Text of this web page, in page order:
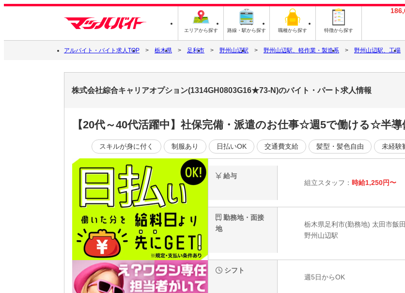
エリアから探す 路線・駅から探す 職種から探す 特徴から探す
アルバイト・バイト求人TOP 栃木県 足利市 野州山辺駅 野州山辺駅、軽作業・製造系 野州山辺駅、工場
株式会社綜合キャリアオプション(1314GH0803G16★73-N)のバイト・パート求人情報
【20代～40代活躍中】社保完備・派遣のお仕事☆週5で働ける☆半
スキルが身に付く 制服あり 日払いOK 交通費支給 髪型・髪色自由 未経験
給与
組立スタッフ： 時給1,250円〜
勤務地・面接
地
栃木県足利市(勤務地) 太田市飯
野州山辺駅
シフト
週5日からOK